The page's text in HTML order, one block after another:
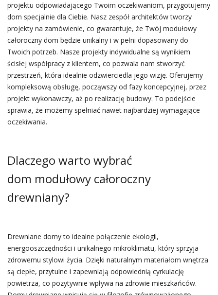
projektu odpowiadającego Twoim oczekiwaniom, przygotujemy
dom specjalnie dla Ciebie. Nasz zespół architektów tworzy
projekty na zamówienie, co gwarantuje, że Twój modułowy
całoroczny dom będzie unikalny i w pełni dopasowany do
Twoich potrzeb. Nasze projekty indywidualne są wynikiem
ścisłej współpracy z klientem, co pozwala nam stworzyć
przestrzeń, która idealnie odzwierciedla jego wizję. Oferujemy
kompleksową obsługę, począwszy od fazy koncepcyjnej, przez
projekt wykonawczy, aż po realizację budowy. To podejście
sprawia, że możemy spełniać nawet najbardziej wymagające
oczekiwania.
Dlaczego warto wybrać
dom modułowy całoroczny
drewniany?
Drewniane domy to idealne połączenie ekologii,
energooszczędności i unikalnego mikroklimatu, który sprzyja
zdrowemu stylowi życia. Dzięki naturalnym materiałom wnętrza
są ciepłe, przytulne i zapewniają odpowiednią cyrkulację
powietrza, co pozytywnie wpływa na zdrowie mieszkańców.